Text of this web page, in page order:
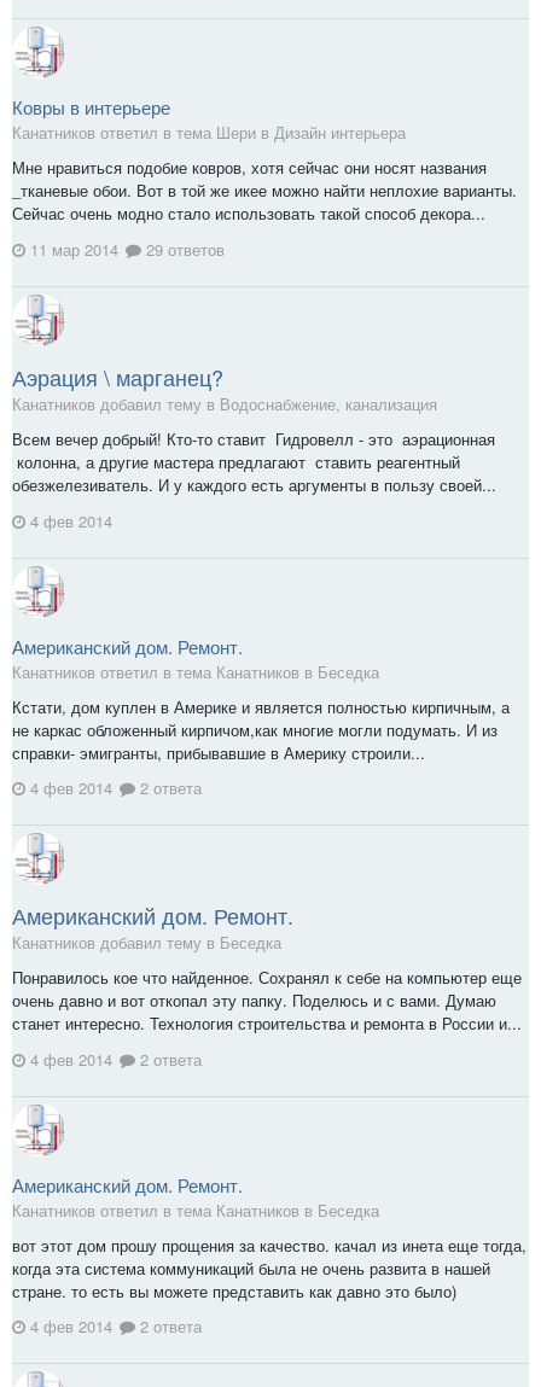
Ковры в интерьере
Канатников ответил в тема Шери в Дизайн интерьера
Мне нравиться подобие ковров, хотя сейчас они носят названия
_тканевые обои. Вот в той же икее можно найти неплохие варианты.
Сейчас очень модно стало использовать такой способ декора...
11 мар 2014
29 ответов
Аэрация \ марганец?
Канатников добавил тему в Водоснабжение, канализация
Всем вечер добрый! Кто-то ставит Гидровелл - это аэрационная
колонна, а другие мастера предлагают ставить реагентный
обезжелезиватель. И у каждого есть аргументы в пользу своей...
4 фев 2014
Американский дом. Ремонт.
Канатников ответил в тема Канатников в Беседка
Кстати, дом куплен в Америке и является полностью кирпичным, а
не каркас обложенный кирпичом,как многие могли подумать. И из
справки- эмигранты, прибывавшие в Америку строили...
4 фев 2014
2 ответа
Американский дом. Ремонт.
Канатников добавил тему в Беседка
Понравилось кое что найденное. Сохранял к себе на компьютер еще
очень давно и вот откопал эту папку. Поделюсь и с вами. Думаю
станет интересно. Технология строительства и ремонта в России и...
4 фев 2014
2 ответа
Американский дом. Ремонт.
Канатников ответил в тема Канатников в Беседка
вот этот дом прошу прощения за качество. качал из инета еще тогда,
когда эта система коммуникаций была не очень развита в нашей
стране. то есть вы можете представить как давно это было)
4 фев 2014
2 ответа